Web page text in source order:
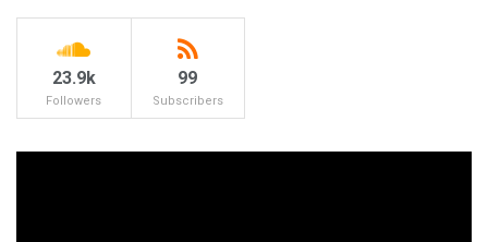
23.9k
Followers
99
Subscribers